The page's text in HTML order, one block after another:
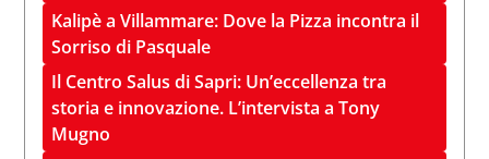
Kalipè a Villammare: Dove la Pizza incontra il
Sorriso di Pasquale
Il Centro Salus di Sapri: Un’eccellenza tra
storia e innovazione. L’intervista a Tony
Mugno